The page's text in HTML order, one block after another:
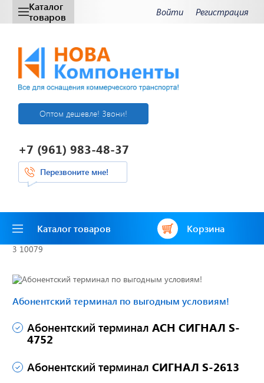
Каталог
товаров
Войти Регистрация
Оптом дешевле! Звони!
+7 (961) 983-48-37
Перезвоните мне!
Каталог товаров Корзина
Доставка до двери за
с нами выгодно
3 10079
Абонентский терминал по выгодным условиям!
Абонентский терминалАСН СИГНАЛ S-
4752
Абонентский терминалСИГНАЛ S-2613